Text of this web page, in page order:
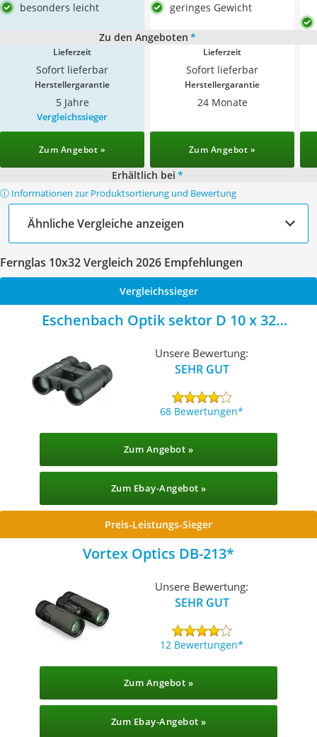
besonders leicht
geringes Gewicht
Zu den Angeboten *
Lieferzeit
Sofort lieferbar
Lieferzeit
Sofort lieferbar
Herstellergarantie
5 Jahre
Herstellergarantie
24 Monate
Vergleichssieger
Zum Angebot » Zum Angebot »
Erhältlich bei *
ⓘ Informationen zur Produktsortierung und Bewertung
Ähnliche Vergleiche anzeigen
Fernglas 10x32 Vergleich 2026 Empfehlungen
Vergleichssieger
Eschenbach Optik sektor D 10 x 32
Unsere Bewertung:
SEHR GUT
68 Bewertungen
Zum Angebot »
Zum Ebay-Angebot »
Preis-Leistungs-Sieger
Vortex Optics DB-213
Unsere Bewertung:
SEHR GUT
12 Bewertungen
Zum Angebot »
Zum Ebay-Angebot »